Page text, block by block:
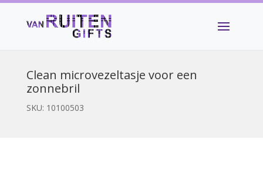
Clean microvezeltasje voor een
zonnebril
SKU: 10100503